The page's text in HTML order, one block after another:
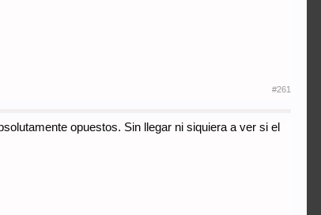
#261
opuestos. Sin llegar ni siquiera a ver si el